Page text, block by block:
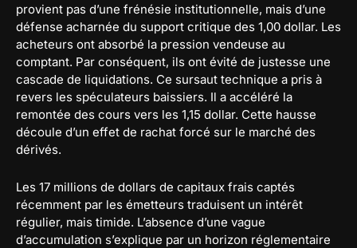
provient pas d’une frénésie institutionnelle, mais d’une
défense acharnée du support critique des 1,00 dollar. Les
acheteurs ont absorbé la pression vendeuse au
comptant. Par conséquent, ils ont évité de justesse une
cascade de liquidations. Ce sursaut technique a pris à
revers les spéculateurs baissiers. Il a accéléré la
remontée des cours vers les 1,15 dollar. Cette hausse
découle d’un effet de rachat forcé sur le marché des
dérivés.
Les 17 millions de dollars de capitaux frais captés
récemment par les émetteurs traduisent un intérêt
régulier, mais timide. L’absence d’une vague
d’accumulation s’explique par un horizon réglementaire